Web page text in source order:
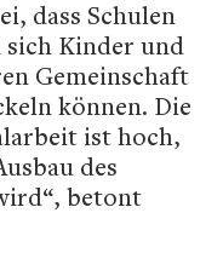
dass Schulen
sich Kinder und
Gemeinschaft
können. Die
ist hoch,
des
betont